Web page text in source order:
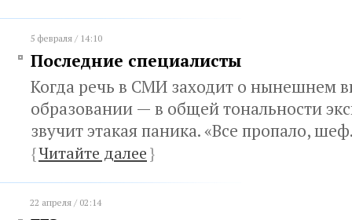
5 февраля / 14:10
Последние специалисты
Когда речь в СМИ заходит о нынешнем
образовании — в общей тональности
звучит этакая паника. «Все пропало,
{Читайте далее}
22 апреля / 02:14